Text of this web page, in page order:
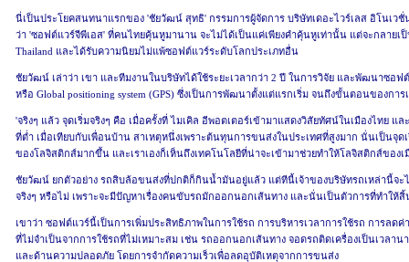
นี่เป็นประโยคสนทนาแรกของ 'ชัยวัฒน์ สุทธิ' กรรมการผู้จัดการ บริษัทเดอะไวร์เลส อิโนเวชั่
ว่า 'ซอฟต์แวร์จีพีเอส' ที่คนไทยคุ้นหูมานาน จะไม่ได้เป็นแค่เพียงคำคุ้นหูเท่านั้น แต่จะกลายเ
Thailand และได้รับความนิยมไม่แพ้ซอฟต์แวร์ระดับโลกประเภทอื่น
ชัยวัฒน์ เล่าว่า เขา และทีมงานในบริษัทได้ใช้ระยะเวลากว่า 2 ปี ในการวิจัย และพัฒนาซอ
หรือ Global positioning system (GPS) ซึ่งเป็นการพัฒนาตั้งแต่แรกเริ่ม จนถึงขั้นตอนของการ
'จริงๆ แล้ว จุดเริ่มจริงๆ คือ เมื่อครั้งที่ ไมเคิล อีพอตเตอร์เข้ามาแสดงวิสัยทัศน์ในเมืองไทย
ที่ต่ำ เมื่อเทียบกับเพื่อนบ้าน สาเหตุหนึ่งเพราะต้นทุนการขนส่งในประเทศที่สูงมาก นั่นเป็นจุด
ของโลจิสติกส์มากขึ้น และเราเองก็เห็นถึงเทคโนโลยีที่น่าจะเข้ามาช่วยทำให้โลจิสติกส์ของ
ชัยวัฒน์ ยกตัวอย่าง รถสิบล้อขนส่งที่ปกติก็กินน้ำมันอยู่แล้ว แต่ทีนี้เจ้าของบริษัทรถเหล่านี้จะ
จริงๆ หรือไม่ เพราะจะมีปัญหาเรื่องคนขับรถมักออกนอกเส้นทาง และนั่นเป็นตัวการที่ทำให้สิ้
เขาว่า ซอฟต์แวร์นี้เป็นการเพิ่มประสิทธิภาพในการใช้รถ การบริหารเวลาการใช้รถ การลดค่
ที่ไม่จำเป็นจากการใช้รถที่ไม่เหมาะสม เช่น รถออกนอกเส้นทาง จอดรถติดเครื่องเป็นเวลา
และด้านความปลอดภัย โดยการจำกัดความเร็วเพื่อลดอุบัติเหตุจากการขนส่ง